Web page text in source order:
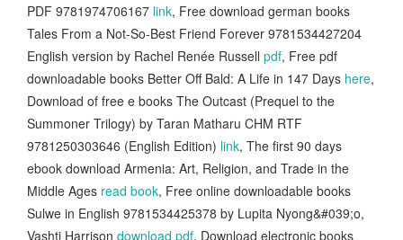
PDF 9781974706167 link, Free download german books
Tales From a Not-So-Best Friend Forever 9781534427204
English version by Rachel Renée Russell pdf, Free pdf
downloadable books Better Off Bald: A Life in 147 Days here,
Download of free e books The Outcast (Prequel to the
Summoner Trilogy) by Taran Matharu CHM RTF
9781250303646 (English Edition) link, The first 90 days
ebook download Armenia: Art, Religion, and Trade in the
Middle Ages read book, Free online downloadable books
Sulwe in English 9781534425378 by Lupita Nyong&#039;o,
Vashti Harrison download pdf, Download electronic books